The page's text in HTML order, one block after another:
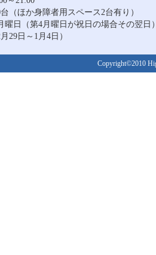
台（ほか身障者用スペース2台有り）
曜日（第4月曜日が祝日の場合その翌日
29日～1月4日）
Copyright©2010